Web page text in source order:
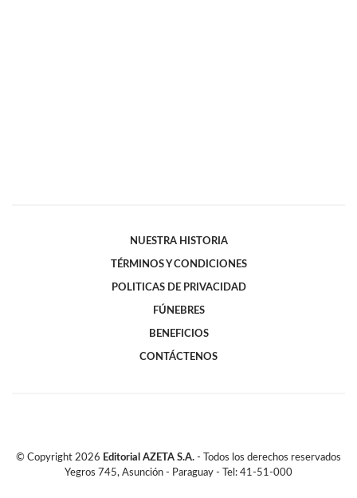
NUESTRA HISTORIA
TÉRMINOS Y CONDICIONES
POLITICAS DE PRIVACIDAD
FÚNEBRES
BENEFICIOS
CONTÁCTENOS
© Copyright 2026 Editorial AZETA S.A. - Todos los derechos reservados
Yegros 745, Asunción - Paraguay - Tel: 41-51-000